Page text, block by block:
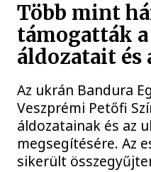
Több mint
támogatták
áldozatait és
Az ukrán Bandura
Veszprémi Petőfi
áldozatainak és az
megsegítésére. Az
sikerült